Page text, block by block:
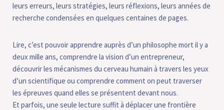
leurs erreurs, leurs stratégies, leurs réflexions, leurs années de
recherche condensées en quelques centaines de pages.
Lire, c’est pouvoir apprendre auprès d’un philosophe mort il y a
deux mille ans, comprendre la vision d’un entrepreneur,
découvrir les mécanismes du cerveau humain à travers les yeux
d’un scientifique ou comprendre comment on peut traverser
les épreuves quand elles se présentent devant nous.
Et parfois, une seule lecture suffit à déplacer une frontière